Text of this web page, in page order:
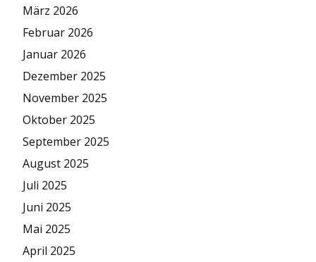
März 2026
Februar 2026
Januar 2026
Dezember 2025
November 2025
Oktober 2025
September 2025
August 2025
Juli 2025
Juni 2025
Mai 2025
April 2025